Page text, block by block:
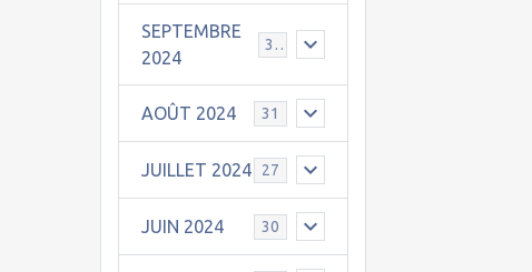
SEPTEMBRE
2024
30
AOÛT 2024 31
JUILLET 2024 27
JUIN 2024 30